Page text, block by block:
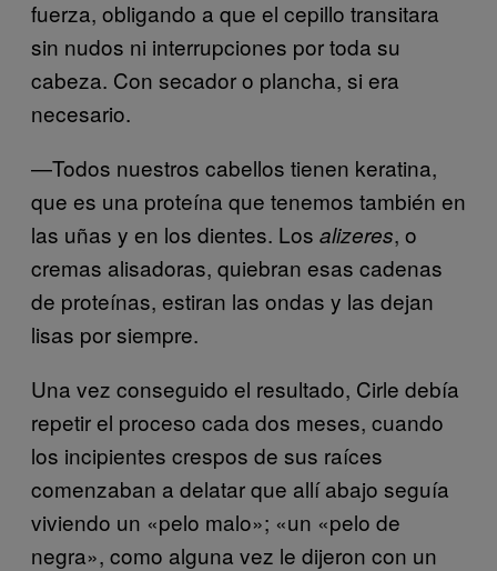
fuerza, obligando a que el cepillo transitara
sin nudos ni interrupciones por toda su
cabeza. Con secador o plancha, si era
necesario.
—Todos nuestros cabellos tienen keratina,
que es una proteína que tenemos también en
las uñas y en los dientes. Los alizeres, o
cremas alisadoras, quiebran esas cadenas
de proteínas, estiran las ondas y las dejan
lisas por siempre.
Una vez conseguido el resultado, Cirle debía
repetir el proceso cada dos meses, cuando
los incipientes crespos de sus raíces
comenzaban a delatar que allí abajo seguía
viviendo un «pelo malo»; «un «pelo de
negra», como alguna vez le dijeron con un